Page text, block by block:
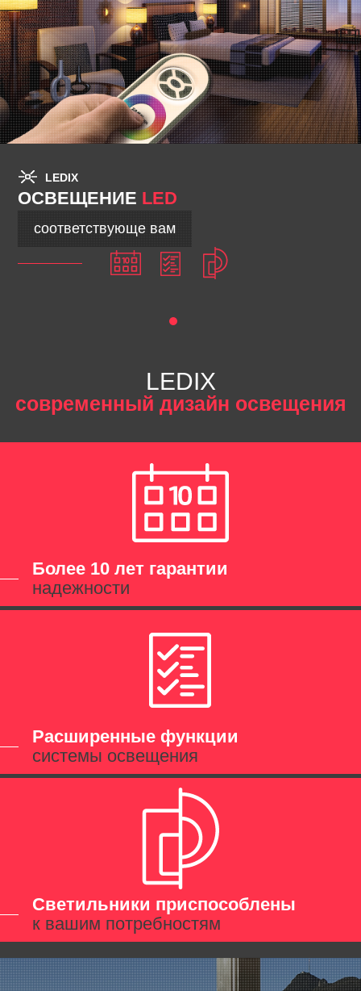
LEDIX
ОСВЕЩЕНИЕ LED
соответствующе вам
LEDIX
современный дизайн освещения
Более 10 лет гарантии
надежности
Расширенные функции
системы освещения
Светильники приспособлены
к вашим потребностям